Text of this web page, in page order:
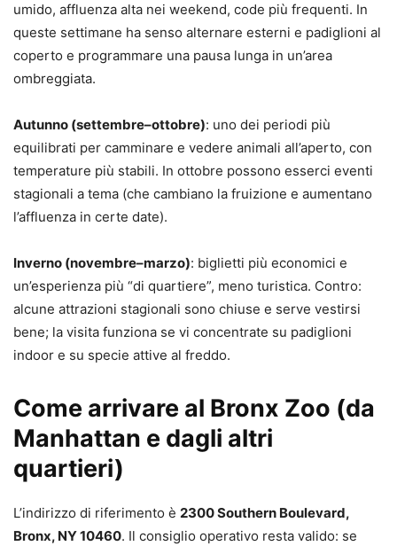
umido, affluenza alta nei weekend, code più frequenti. In
queste settimane ha senso alternare esterni e padiglioni al
coperto e programmare una pausa lunga in un’area
ombreggiata.
Autunno (settembre–ottobre): uno dei periodi più
equilibrati per camminare e vedere animali all’aperto, con
temperature più stabili. In ottobre possono esserci eventi
stagionali a tema (che cambiano la fruizione e aumentano
l’affluenza in certe date).
Inverno (novembre–marzo): biglietti più economici e
un’esperienza più “di quartiere”, meno turistica. Contro:
alcune attrazioni stagionali sono chiuse e serve vestirsi
bene; la visita funziona se vi concentrate su padiglioni
indoor e su specie attive al freddo.
Come arrivare al Bronx Zoo (da
Manhattan e dagli altri
quartieri)
L’indirizzo di riferimento è 2300 Southern Boulevard,
Bronx, NY 10460. Il consiglio operativo resta valido: se